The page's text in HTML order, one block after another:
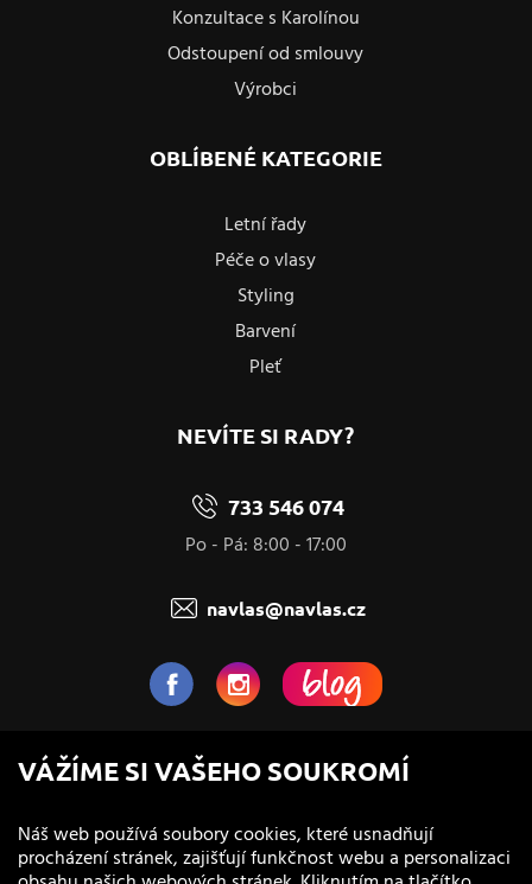
Konzultace s Karolínou
Odstoupení od smlouvy
Výrobci
OBLÍBENÉ KATEGORIE
Letní řady
Péče o vlasy
Styling
Barvení
Pleť
NEVÍTE SI RADY?
733 546 074
Po - Pá: 8:00 - 17:00
navlas@navlas.cz
NaVlas.cz - Vlasová kosmetika
provozovatel e-shopu a prodejen
VÁŽÍME SI VAŠEHO SOUKROMÍ
Náš web používá soubory cookies, které usnadňují
procházení stránek, zajišťují funkčnost webu a personalizaci